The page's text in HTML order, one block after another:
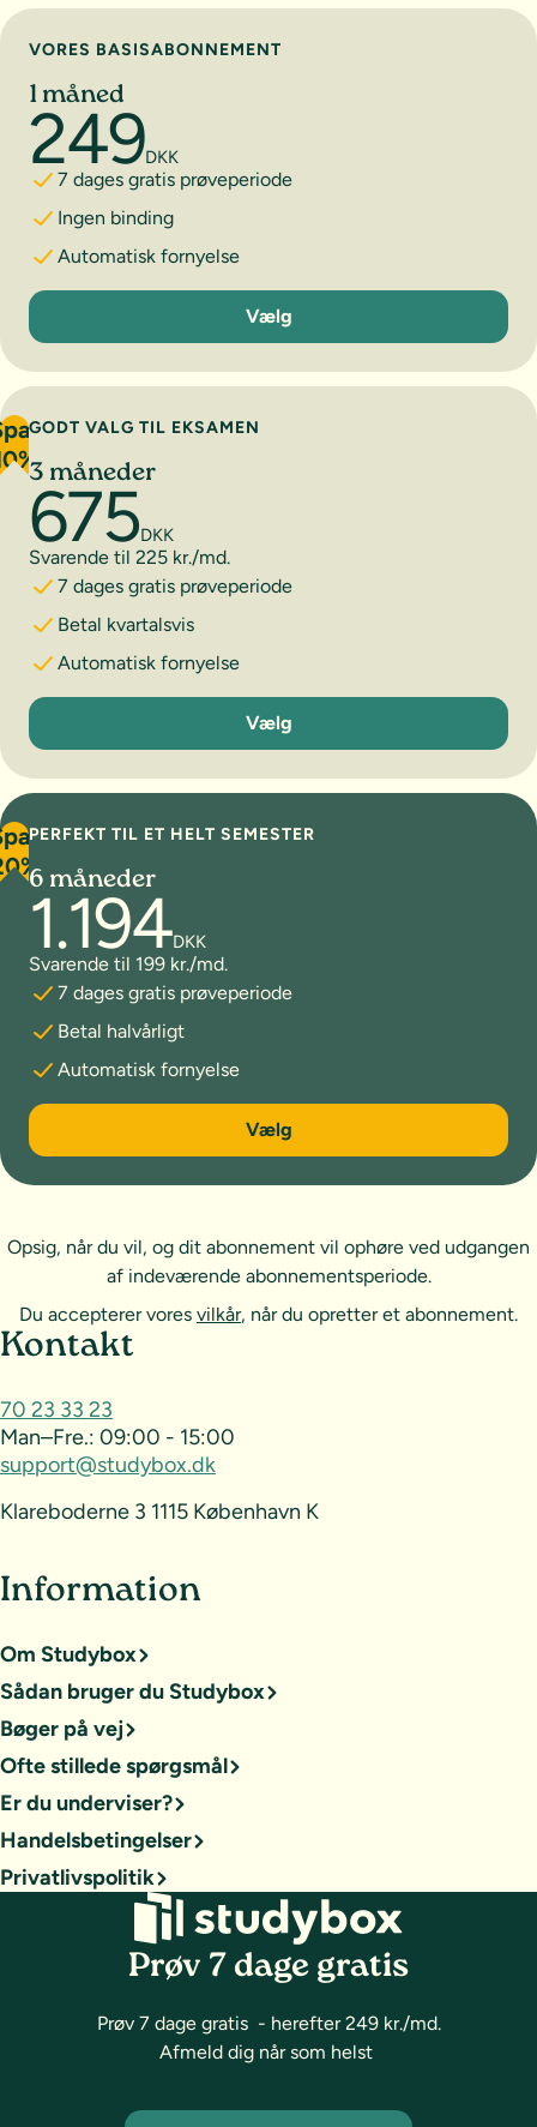
Vælg abonnement
VORES BASISABONNEMENT
1 måned
249DKK
7 dages gratis prøveperiode
Ingen binding
Automatisk fornyelse
1 måned
Vælg
GODT VALG TIL EKSAMEN
3 måneder
675DKK
Svarende til 225 kr./md.
7 dages gratis prøveperiode
Betal kvartalsvis
Automatisk fornyelse
3 måneder
Vælg
PERFEKT TIL ET HELT SEMESTER
6 måneder
1.194DKK
Svarende til 199 kr./md.
7 dages gratis prøveperiode
Betal halvårligt
Automatisk fornyelse
6 måneder
Vælg
Opsig, når du vil, og dit abonnement vil ophøre ved udgangen
af indeværende abonnementsperiode.
Du accepterer vores vilkår, når du opretter et abonnement.
Sideoversigt og kontakt
Kontakt
70 23 33 23
Man–Fre.: 09:00 - 15:00
support@studybox.dk
Klareboderne 3 1115 København K
Information
Om Studybox
Sådan bruger du Studybox
Bøger på vej
Ofte stillede spørgsmål
Er du underviser?
Handelsbetingelser
Privatlivspolitik
Prøv 7 dage gratis
Prøv 7 dage gratis - herefter 249 kr./md.
Afmeld dig når som helst